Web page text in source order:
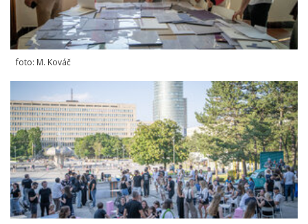
foto: M. Kováč